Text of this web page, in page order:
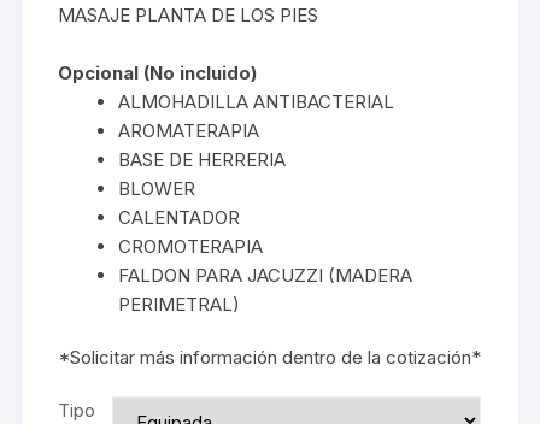
MASAJE PLANTA DE LOS PIES
Opcional (No incluido)
ALMOHADILLA ANTIBACTERIAL
AROMATERAPIA
BASE DE HERRERIA
BLOWER
CALENTADOR
CROMOTERAPIA
FALDON PARA JACUZZI (MADERA
PERIMETRAL)
*Solicitar más información dentro de la cotización*
Tipo